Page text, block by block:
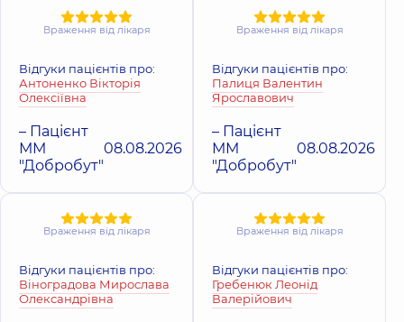
Медичний Центр
всієї родини на
Позняках
Поліклініка
Київ
Медичний
Дерматологія
косметологія
Київ
Враження від лікаря
Відгуки пацієнтів про:
Антоненко Вікторія
Олексіївна
– Пацієнт
ММ
"Добробут"
08.08.2026
Враження від лікаря
Відгуки пацієнтів про:
Палиця Валентин
Ярославович
– Пацієнт
ММ
"Добробут"
08.08.2026
Враження від лікаря
Відгуки пацієнтів про:
Віноградова Мирослава
Олександрівна
Враження від лікаря
Відгуки пацієнтів про:
Гребенюк Леонід
Валерійович